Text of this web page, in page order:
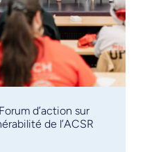
d’action sur
de l’ACSR